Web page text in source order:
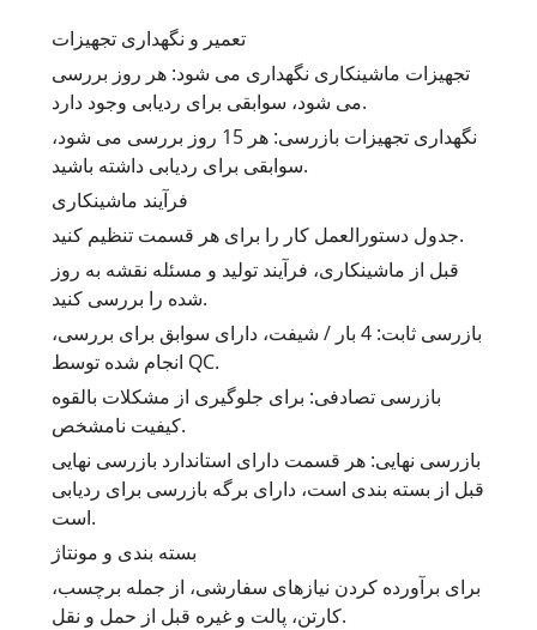
تعمیر و نگهداری تجهیزات
تجهیزات ماشینکاری نگهداری می شود: هر روز بررسی
می شود، سوابقی برای ردیابی وجود دارد.
نگهداری تجهیزات بازرسی: هر 15 روز بررسی می شود،
سوابقی برای ردیابی داشته باشید.
فرآیند ماشینکاری
جدول دستورالعمل کار را برای هر قسمت تنظیم کنید.
قبل از ماشینکاری، فرآیند تولید و مسئله نقشه به روز
شده را بررسی کنید.
بازرسی ثابت: 4 بار / شیفت، دارای سوابق برای بررسی،
انجام شده توسط QC.
بازرسی تصادفی: برای جلوگیری از مشکلات بالقوه
کیفیت نامشخص.
بازرسی نهایی: هر قسمت دارای استاندارد بازرسی نهایی
قبل از بسته بندی است، دارای برگه بازرسی برای ردیابی
است.
بسته بندی و مونتاژ
برای برآورده کردن نیازهای سفارشی، از جمله برچسب،
کارتن، پالت و غیره قبل از حمل و نقل.